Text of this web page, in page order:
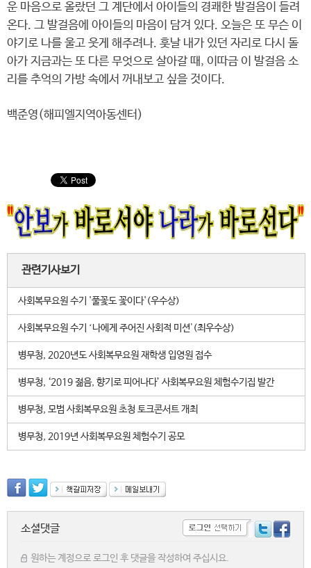
운 마음으로 올랐던 그 계단에서 아이들의 경쾌한 발걸음이 들려
온다. 그 발걸음에 아이들의 마음이 담겨 있다. 오늘은 또 무슨 이
야기로 나를 울고 웃게 해주려나. 훗날 내가 있던 자리로 다시 돌
아가 지금과는 또 다른 무엇으로 살아갈 때, 이따금 이 발걸음 소
리를 추억의 가방 속에서 꺼내보고 싶을 것이다.
백준영(해피엘지역아동센터)
관련기사보기
사회복무요원 수기 '풀꽃도 꽃이다'(우수상)
사회복무요원 수기 ʻ나에게 주어진 사회적 미션ʼ(최우수상)
병무청, 2020년도 사회복무요원 재학생 입영원 접수
병무청, ‘2019 젊음, 향기로 피어나다’ 사회복무요원 체험수기집 발간
병무청, 모범 사회복무요원 초청 토크콘서트 개최
병무청, 2019년 사회복무요원 체험수기 공모
소셜댓글
원하는 계정으로 로그인 후 댓글을 작성하여 주십시요.